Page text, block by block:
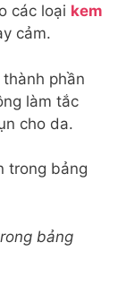
các loại kem
cảm.
phần
làm tắc
cho da.
bảng